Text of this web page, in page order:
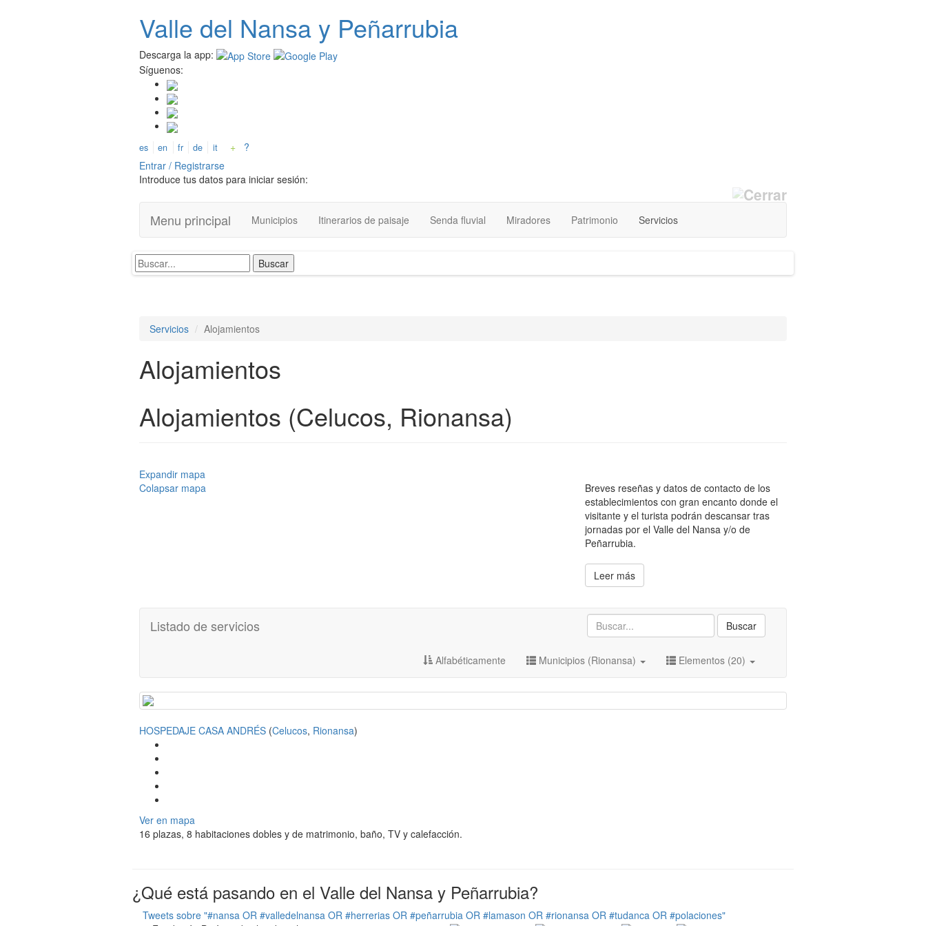
Valle del Nansay Peñarrubia
Descarga la app:
Síguenos:
es en fr de it +
?
Entrar / Registrarse
Introduce tus datos para iniciar sesión:
Menu principal Municipios Itinerarios de paisaje Senda fluvial Miradores Patrimonio Servicios
Servicios Alojamientos
Alojamientos
Alojamientos (Celucos, Rionansa)
Expandir mapa
Colapsar mapa
Breves reseñas y datos de contacto de los
establecimientos con gran encanto donde el
visitante y el turista podrán descansar tras
jornadas por el Valle del Nansa y/o de
Peñarrubia.
Leer más
Listado de servicios Buscar
Alfabéticamente Municipios (Rionansa) Elementos (20)
HOSPEDAJE CASA ANDRÉS (Celucos, Rionansa)
Ver en mapa
16 plazas, 8 habitaciones dobles y de matrimonio, baño, TV y calefacción.
¿Qué está pasando en el Valle del Nansa y Peñarrubia?
Tweets sobre "#nansa OR #valledelnansa OR #herrerias OR #peñarrubia OR #lamason OR #rionansa OR #tudanca OR #polaciones"